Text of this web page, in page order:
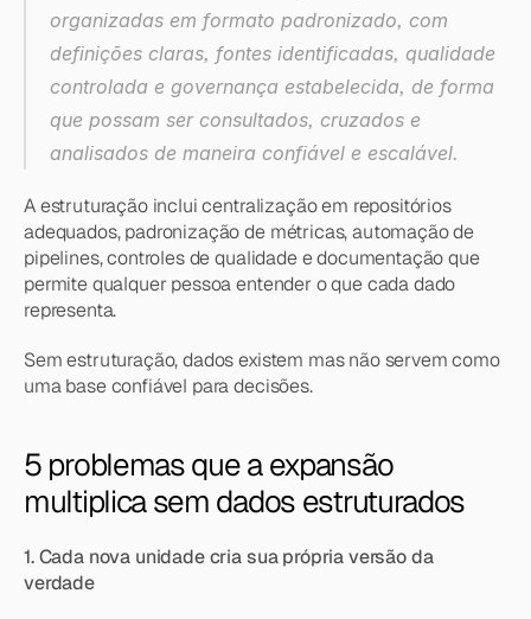
organizadas em formato padronizado, com
definições claras, fontes identificadas, qualidade
controlada e governança estabelecida, de forma
que possam ser consultados, cruzados e
analisados de maneira confiável e escalável.
A estruturação inclui centralização em repositórios
adequados, padronização de métricas, automação de
pipelines, controles de qualidade e documentação que
permite qualquer pessoa entender o que cada dado
representa.
Sem estruturação, dados existem mas não servem como
uma base confiável para decisões.
5 problemas que a expansão
multiplica sem dados estruturados
1. Cada nova unidade cria sua própria versão da
verdade